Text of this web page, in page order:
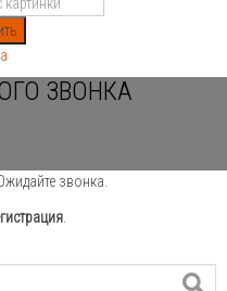
ЗВОНКА
звонка.
.